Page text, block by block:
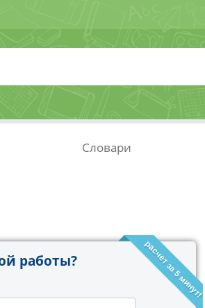
Словари
расчет за 5 минут!
работы?